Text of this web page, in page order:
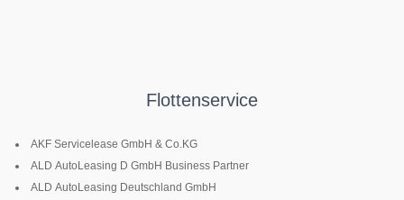
Flottenservice
AKF Servicelease GmbH & Co.KG
ALD AutoLeasing D GmbH Business Partner
ALD AutoLeasing Deutschland GmbH